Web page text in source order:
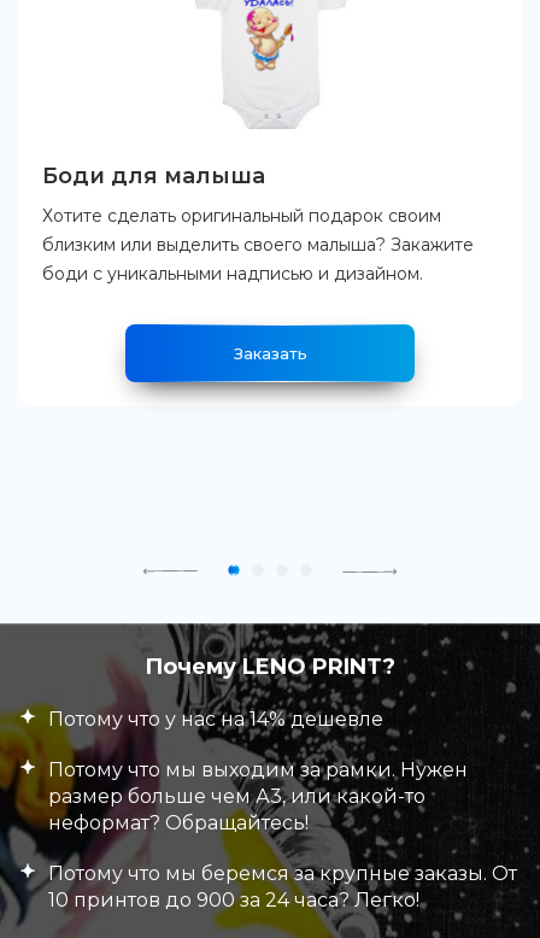
Боди для малыша
Хотите сделать оригинальный подарок своим
близким или выделить своего малыша? Закажите
боди с уникальными надписью и дизайном.
Заказать
Почему LENO PRINT?
Потому что у нас на 14% дешевле
Потому что мы выходим за рамки. Нужен
размер больше чем А3, или какой-то
неформат? Обращайтесь!
Потому что мы беремся за крупные заказы. От
10 принтов до 900 за 24 часа? Легко!